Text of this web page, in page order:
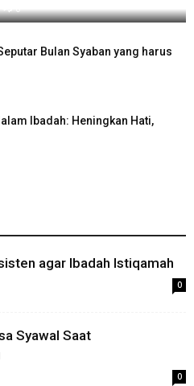
0
Bulan Syaban yang harus
Ibadah: Heningkan Hati,
agar Ibadah Istiqamah
0
Syawal Saat
0